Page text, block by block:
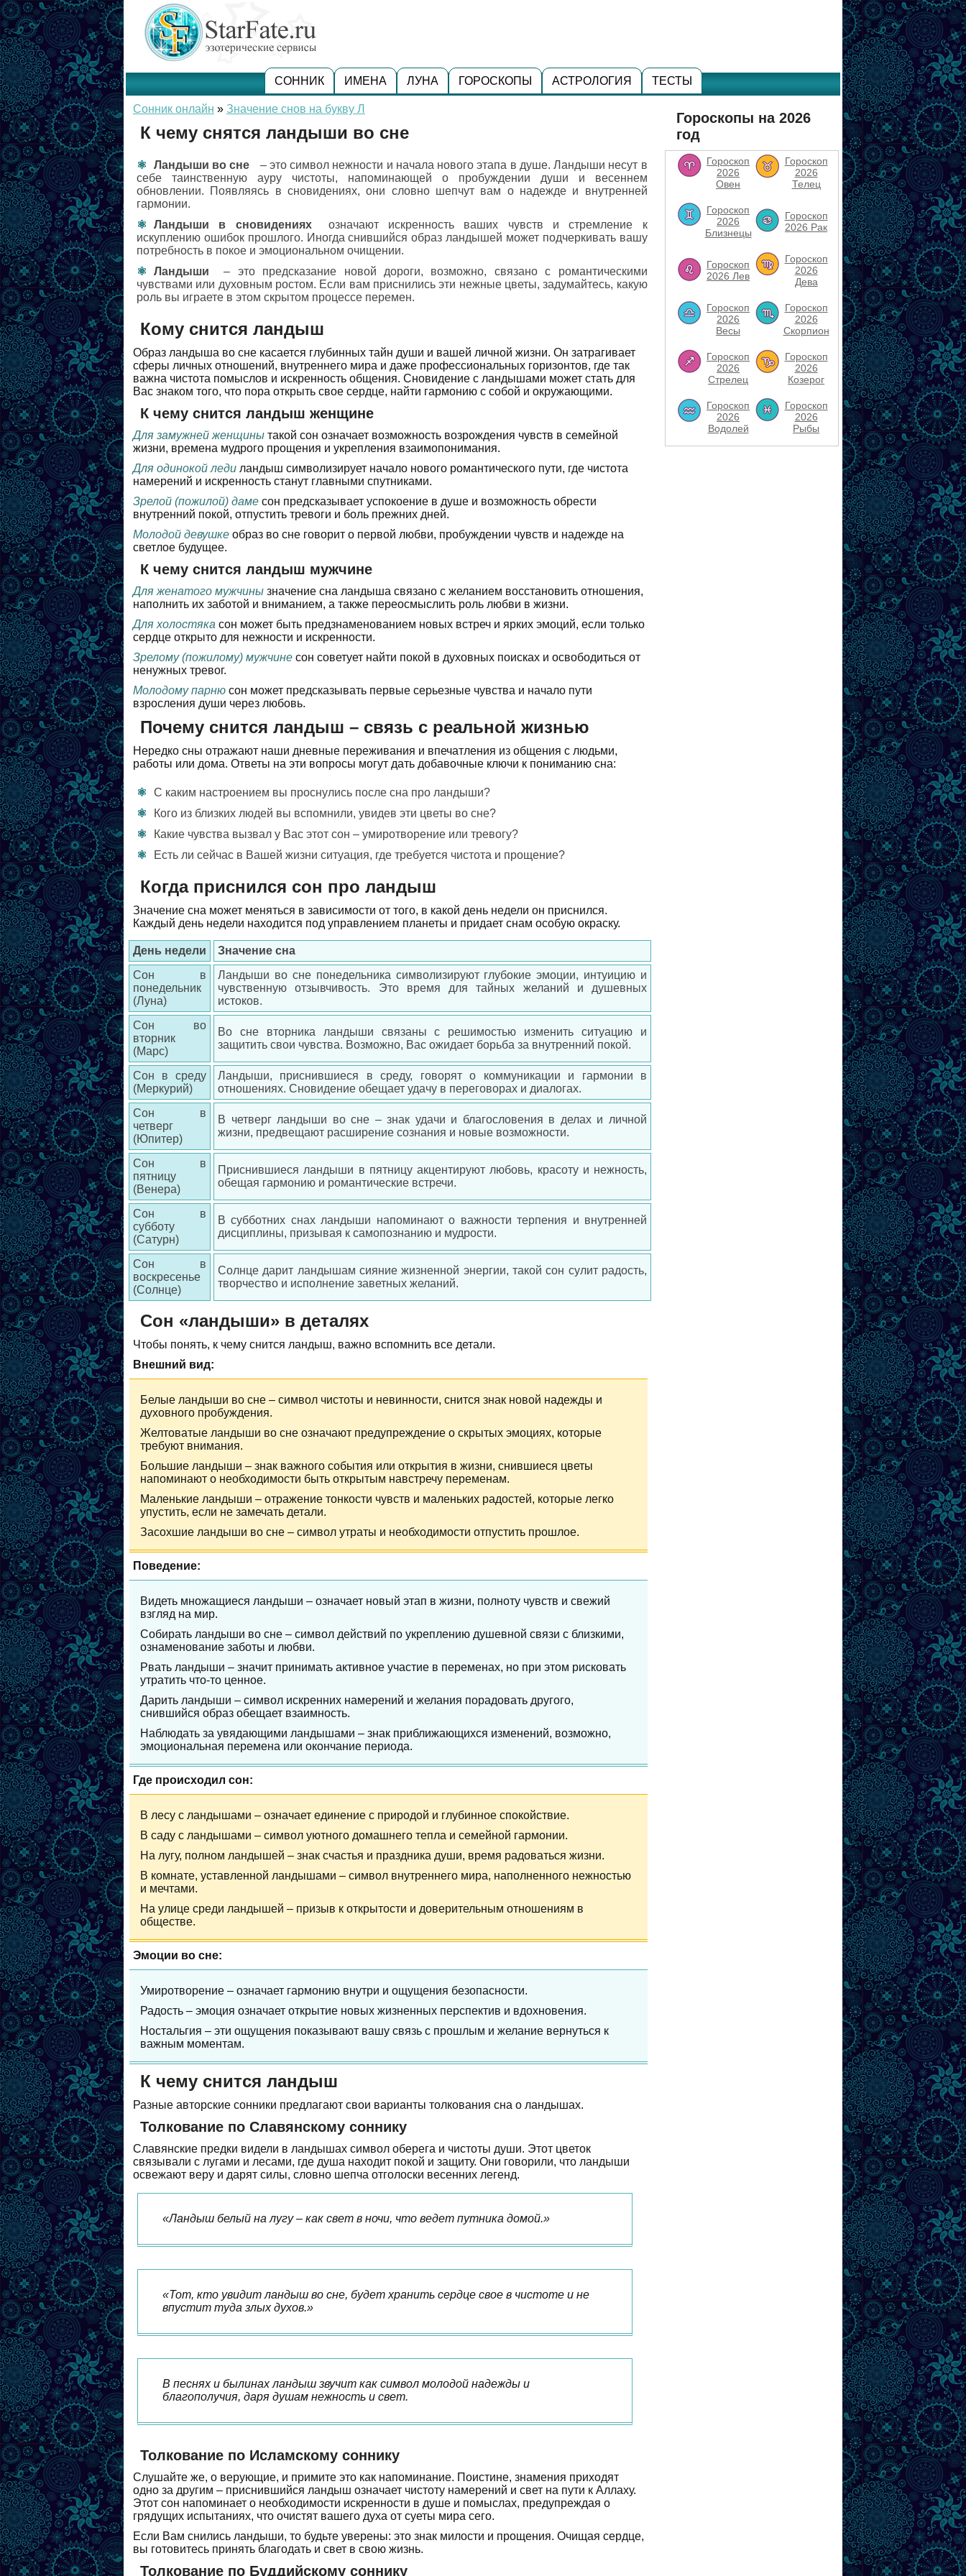
СОННИК ИМЕНА ЛУНА ГОРОСКОПЫ АСТРОЛОГИЯ ТЕСТЫ
Сонник онлайн » Значение снов на букву Л
К чему снятся ландыши во сне
Ландыши во сне
– это символ нежности и начала нового этапа в душе. Ландыши несут в
себе таинственную ауру чистоты, напоминающей о пробуждении души и весеннем
обновлении. Появляясь в сновидениях, они словно шепчут вам о надежде и внутренней
гармонии.
Ландыши в сновидениях
означают искренность ваших чувств и стремление к
искуплению ошибок прошлого. Иногда снившийся образ ландышей может подчеркивать вашу
потребность в покое и эмоциональном очищении.
Ландыши
– это предсказание новой дороги, возможно, связано с романтическими
чувствами или духовным ростом. Если вам приснились эти нежные цветы, задумайтесь, какую
роль вы играете в этом скрытом процессе перемен.
Кому снится ландыш
Образ ландыша во сне касается глубинных тайн души и вашей личной жизни. Он затрагивает
сферы личных отношений, внутреннего мира и даже профессиональных горизонтов, где так
важна чистота помыслов и искренность общения. Сновидение с ландышами может стать для
Вас знаком того, что пора открыть свое сердце, найти гармонию с собой и окружающими.
К чему снится ландыш женщине
Для замужней женщины такой сон означает возможность возрождения чувств в семейной
жизни, времена мудрого прощения и укрепления взаимопонимания.
Для одинокой леди ландыш символизирует начало нового романтического пути, где чистота
намерений и искренность станут главными спутниками.
Зрелой (пожилой) даме сон предсказывает успокоение в душе и возможность обрести
внутренний покой, отпустить тревоги и боль прежних дней.
Молодой девушке образ во сне говорит о первой любви, пробуждении чувств и надежде на
светлое будущее.
К чему снится ландыш мужчине
Для женатого мужчины значение сна ландыша связано с желанием восстановить отношения,
наполнить их заботой и вниманием, а также переосмыслить роль любви в жизни.
Для холостяка сон может быть предзнаменованием новых встреч и ярких эмоций, если только
сердце открыто для нежности и искренности.
Зрелому (пожилому) мужчине сон советует найти покой в духовных поисках и освободиться от
ненужных тревог.
Молодому парню сон может предсказывать первые серьезные чувства и начало пути
взросления души через любовь.
Почему снится ландыш – связь с реальной жизнью
Нередко сны отражают наши дневные переживания и впечатления из общения с людьми,
работы или дома. Ответы на эти вопросы могут дать добавочные ключи к пониманию сна:
С каким настроением вы проснулись после сна про ландыши?
Кого из близких людей вы вспомнили, увидев эти цветы во сне?
Какие чувства вызвал у Вас этот сон – умиротворение или тревогу?
Есть ли сейчас в Вашей жизни ситуация, где требуется чистота и прощение?
Когда приснился сон про ландыш
Значение сна может меняться в зависимости от того, в какой день недели он приснился.
Каждый день недели находится под управлением планеты и придает снам особую окраску.
День недели
Значение сна
Сон в
понедельник
(Луна)
Ландыши во сне понедельника символизируют глубокие эмоции, интуицию и
чувственную отзывчивость. Это время для тайных желаний и душевных
истоков.
Сон во
вторник
(Марс)
Во сне вторника ландыши связаны с решимостью изменить ситуацию и
защитить свои чувства. Возможно, Вас ожидает борьба за внутренний покой.
Сон в среду
(Меркурий)
Ландыши, приснившиеся в среду, говорят о коммуникации и гармонии в
отношениях. Сновидение обещает удачу в переговорах и диалогах.
Сон в
четверг
(Юпитер)
В четверг ландыши во сне – знак удачи и благословения в делах и личной
жизни, предвещают расширение сознания и новые возможности.
Сон в
пятницу
(Венера)
Приснившиеся ландыши в пятницу акцентируют любовь, красоту и нежность,
обещая гармонию и романтические встречи.
Сон в
субботу
(Сатурн)
В субботних снах ландыши напоминают о важности терпения и внутренней
дисциплины, призывая к самопознанию и мудрости.
Сон в
воскресенье
(Солнце)
Солнце дарит ландышам сияние жизненной энергии, такой сон сулит радость,
творчество и исполнение заветных желаний.
Сон «ландыши» в деталях
Чтобы понять, к чему снится ландыш, важно вспомнить все детали.
Внешний вид:
Белые ландыши во сне – символ чистоты и невинности, снится знак новой надежды и
духовного пробуждения.
Желтоватые ландыши во сне означают предупреждение о скрытых эмоциях, которые
требуют внимания.
Большие ландыши – знак важного события или открытия в жизни, снившиеся цветы
напоминают о необходимости быть открытым навстречу переменам.
Маленькие ландыши – отражение тонкости чувств и маленьких радостей, которые легко
упустить, если не замечать детали.
Засохшие ландыши во сне – символ утраты и необходимости отпустить прошлое.
Поведение:
Видеть множащиеся ландыши – означает новый этап в жизни, полноту чувств и свежий
взгляд на мир.
Собирать ландыши во сне – символ действий по укреплению душевной связи с близкими,
ознаменование заботы и любви.
Рвать ландыши – значит принимать активное участие в переменах, но при этом рисковать
утратить что-то ценное.
Дарить ландыши – символ искренних намерений и желания порадовать другого,
снившийся образ обещает взаимность.
Наблюдать за увядающими ландышами – знак приближающихся изменений, возможно,
эмоциональная перемена или окончание периода.
Где происходил сон:
В лесу с ландышами – означает единение с природой и глубинное спокойствие.
В саду с ландышами – символ уютного домашнего тепла и семейной гармонии.
На лугу, полном ландышей – знак счастья и праздника души, время радоваться жизни.
В комнате, уставленной ландышами – символ внутреннего мира, наполненного нежностью
и мечтами.
На улице среди ландышей – призыв к открытости и доверительным отношениям в
обществе.
Эмоции во сне:
Умиротворение – означает гармонию внутри и ощущения безопасности.
Радость – эмоция означает открытие новых жизненных перспектив и вдохновения.
Ностальгия – эти ощущения показывают вашу связь с прошлым и желание вернуться к
важным моментам.
К чему снится ландыш
Разные авторские сонники предлагают свои варианты толкования сна о ландышах.
Толкование по Славянскому соннику
Славянские предки видели в ландышах символ оберега и чистоты души. Этот цветок
связывали с лугами и лесами, где душа находит покой и защиту. Они говорили, что ландыши
освежают веру и дарят силы, словно шепча отголоски весенних легенд.
«Ландыш белый на лугу – как свет в ночи, что ведет путника домой.»
«Тот, кто увидит ландыш во сне, будет хранить сердце свое в чистоте и не
впустит туда злых духов.»
В песнях и былинах ландыш звучит как символ молодой надежды и
благополучия, даря душам нежность и свет.
Толкование по Исламскому соннику
Слушайте же, о верующие, и примите это как напоминание. Поистине, знамения приходят
одно за другим – приснившийся ландыш означает чистоту намерений и свет на пути к Аллаху.
Этот сон напоминает о необходимости искренности в душе и помыслах, предупреждая о
грядущих испытаниях, что очистят вашего духа от суеты мира сего.
Если Вам снились ландыши, то будьте уверены: это знак милости и прощения. Очищая сердце,
вы готовитесь принять благодать и свет в свою жизнь.
Толкование по Буддийскому соннику
Гороскопы на 2026
год
Гороскоп
2026
Овен
Гороскоп
2026
Телец
Гороскоп
2026
Близнецы
Гороскоп
2026 Рак
Гороскоп
2026 Лев
Гороскоп
2026
Дева
Гороскоп
2026
Весы
Гороскоп
2026
Скорпион
Гороскоп
2026
Стрелец
Гороскоп
2026
Козерог
Гороскоп
2026
Водолей
Гороскоп
2026
Рыбы